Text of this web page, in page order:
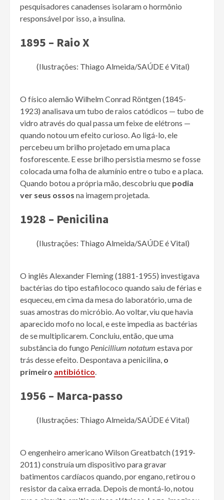
pesquisadores canadenses isolaram o hormônio
responsável por isso, a insulina.
1895 – Raio X
(Ilustrações: Thiago Almeida/SAÚDE é Vital)
O físico alemão Wilhelm Conrad Röntgen (1845-
1923) analisava um tubo de raios catódicos — tubo de
vidro através do qual passa um feixe de elétrons —
quando notou um efeito curioso. Ao ligá-lo, ele
percebeu um brilho projetado em uma placa
fosforescente. E esse brilho persistia mesmo se fosse
colocada uma folha de alumínio entre o tubo e a placa.
Quando botou a própria mão, descobriu que podia
ver seus ossos na imagem projetada.
1928 – Penicilina
(Ilustrações: Thiago Almeida/SAÚDE é Vital)
O inglês Alexander Fleming (1881-1955) investigava
bactérias do tipo estafilococo quando saiu de férias e
esqueceu, em cima da mesa do laboratório, uma de
suas amostras do micróbio. Ao voltar, viu que havia
aparecido mofo no local, e este impedia as bactérias
de se multiplicarem. Concluiu, então, que uma
substância do fungo Penicillium notatum estava por
trás desse efeito. Despontava a penicilina, o
primeiro antibiótico.
1956 – Marca-passo
(Ilustrações: Thiago Almeida/SAÚDE é Vital)
O engenheiro americano Wilson Greatbatch (1919-
2011) construía um dispositivo para gravar
batimentos cardíacos quando, por engano, retirou o
resistor da caixa errada. Depois de montá-lo, notou